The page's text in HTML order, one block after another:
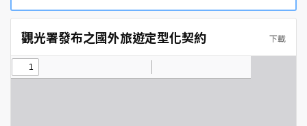
觀光署發布之國外旅遊定型化契約 下載